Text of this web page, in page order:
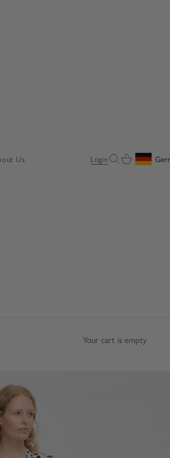
Us LoginOpen search
Open cart
Your cart is empty